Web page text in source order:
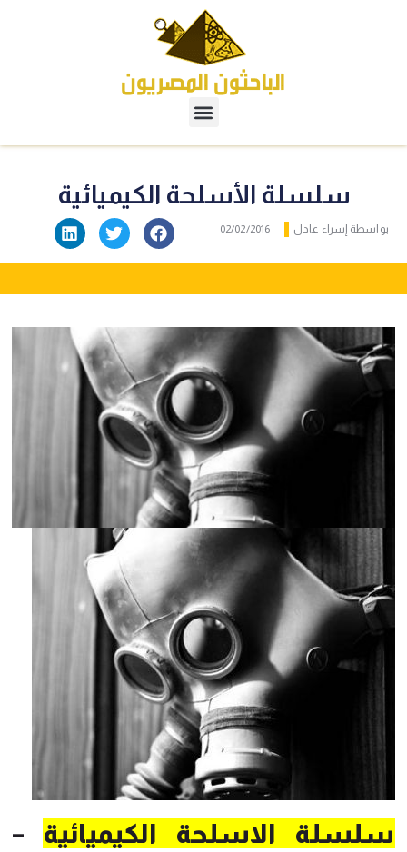
سلسلة الأسلحة الكيميائية
بواسطة إسراء عادل 02/02/2016
سلسلة الاسلحة الكيميائية –